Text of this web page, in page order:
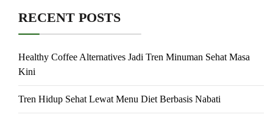
RECENT POSTS
Healthy Coffee Alternatives Jadi Tren Minuman Sehat Masa
Kini
Tren Hidup Sehat Lewat Menu Diet Berbasis Nabati